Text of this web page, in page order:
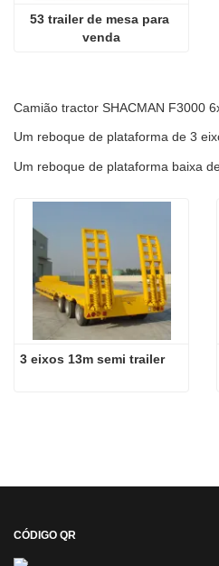
53 trailer de mesa para
venda
3 eixos 13m semi trailer
CÓDIGO QR